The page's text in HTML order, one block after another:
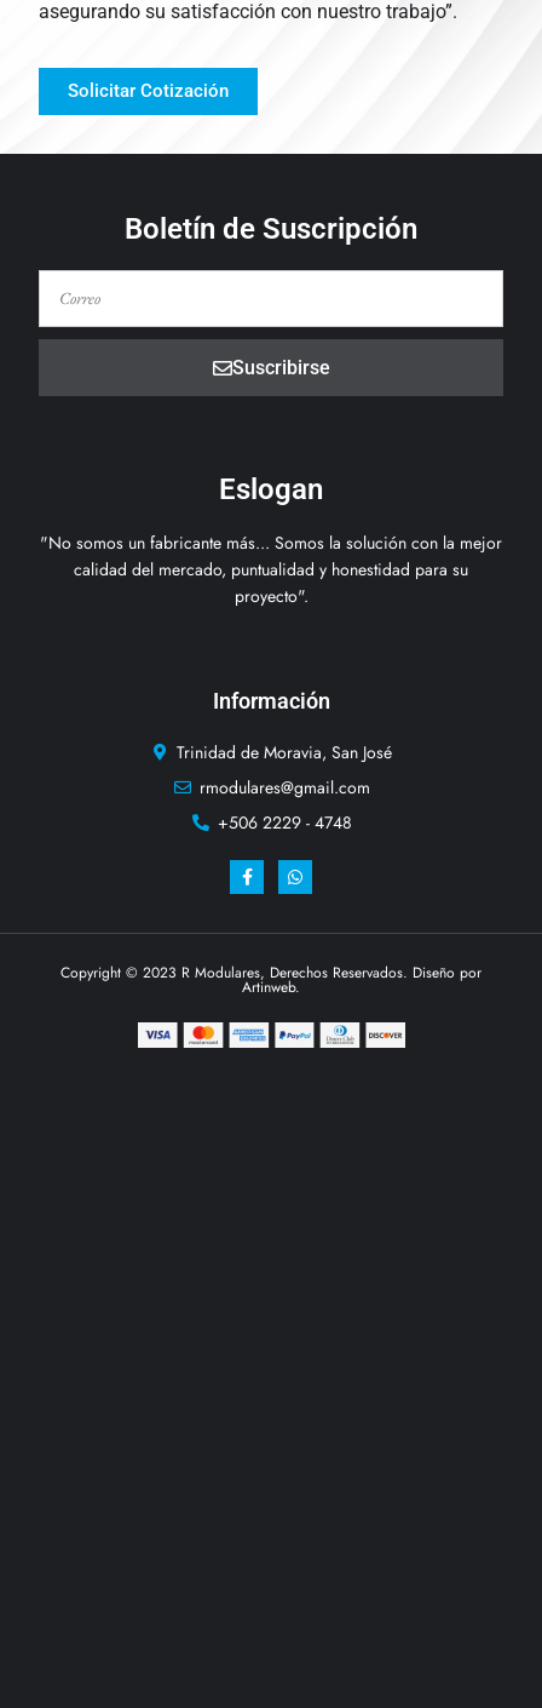
asegurando su satisfacción con nuestro trabajo”.
Solicitar Cotización
Boletín de Suscripción
Suscribirse
Eslogan
"No somos un fabricante más... Somos la solución con la mejor
calidad del mercado, puntualidad y honestidad para su
proyecto".
Información
Trinidad de Moravia, San José
rmodulares@gmail.com
+506 2229 - 4748
Copyright © 2023 R Modulares, Derechos Reservados. Diseño por
Artinweb.